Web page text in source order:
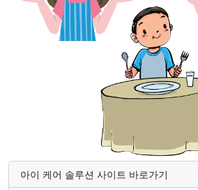
아이 케어 솔루션 사이트 바로가기